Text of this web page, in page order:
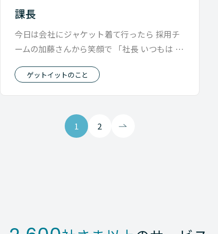
課長
今日は会社にジャケット着て行ったら 採用チ
ームの加藤さんから笑顔で 「社長 いつもは 課
ゲットイットのこと
1 2